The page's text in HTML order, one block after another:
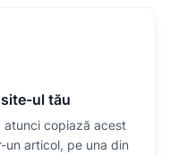
ul tău
atunci copiază acest
un articol, pe una din